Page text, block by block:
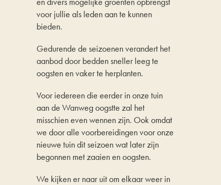
voor jullie als leden aan te kunnen
bieden.
Gedurende de seizoenen verandert het
aanbod door bedden sneller leeg te
oogsten en vaker te herplanten.
Voor iedereen die eerder in onze tuin
aan de Wanweg oogstte zal het
misschien even wennen zijn. Ook omdat
we door alle voorbereidingen voor onze
nieuwe tuin dit seizoen wat later zijn
begonnen met zaaien en oogsten.
We kijken er naar uit om elkaar weer in